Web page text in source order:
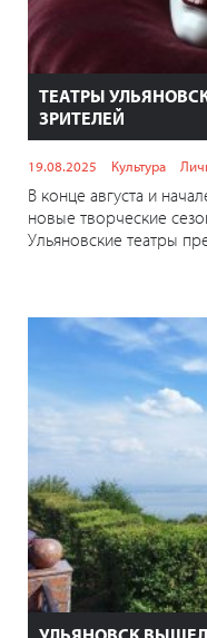
ТЕАТРЫ
ЗРИТЕЛЕЙ
19.08.2025 Культура
В конце августа и
новые творческие
Ульяновские театры